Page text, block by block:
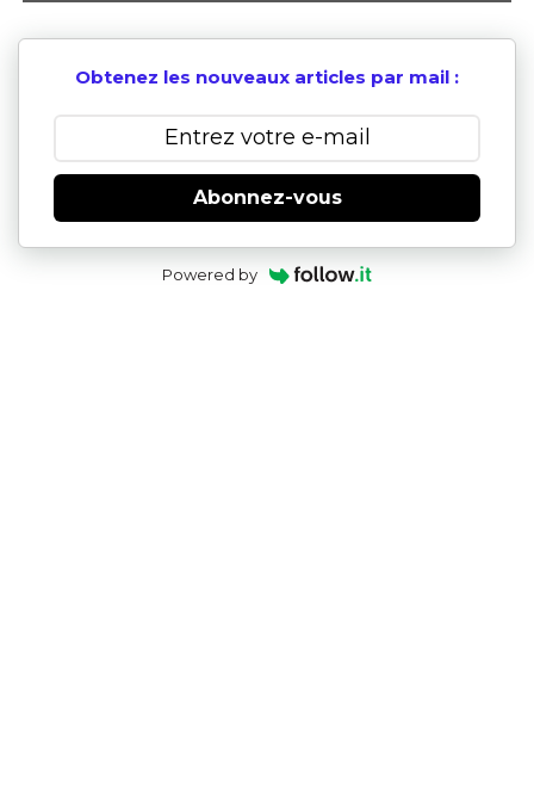
Obtenez les nouveaux articles par mail :
Abonnez-vous
Powered by